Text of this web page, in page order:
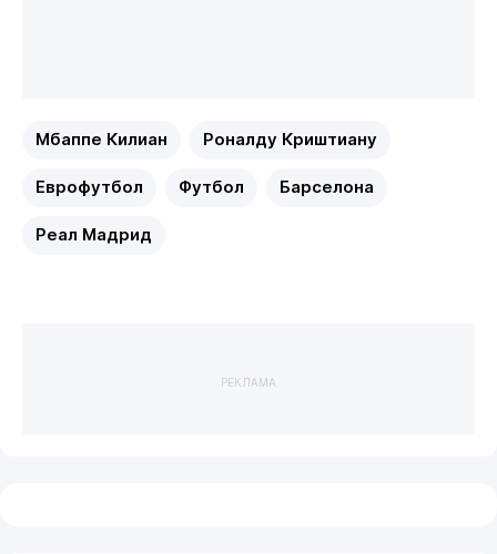
Мбаппе Килиан Роналду Криштиану
Еврофутбол Футбол Барселона
Реал Мадрид
РЕКЛАМА